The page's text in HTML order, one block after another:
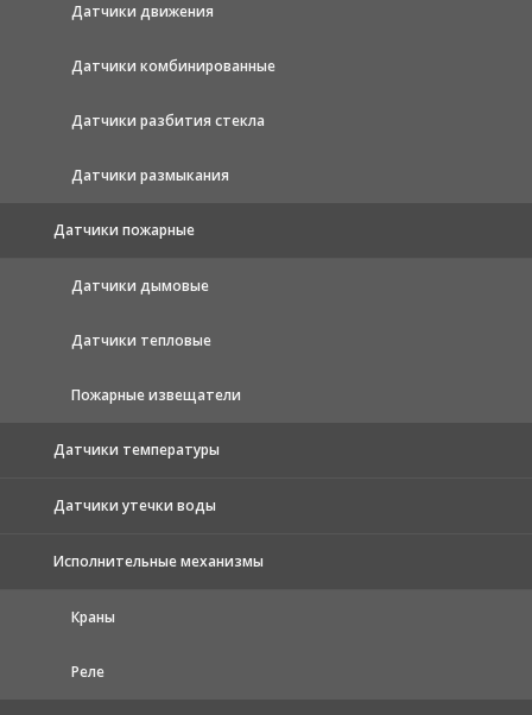
Датчики движения
Датчики комбинированные
Датчики разбития стекла
Датчики размыкания
Датчики пожарные
Датчики дымовые
Датчики тепловые
Пожарные извещатели
Датчики температуры
Датчики утечки воды
Исполнительные механизмы
Краны
Реле